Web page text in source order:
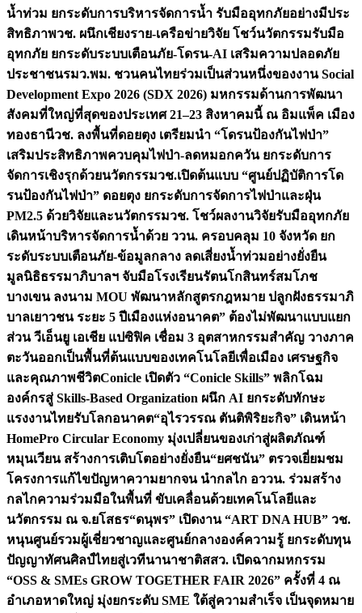
น้ำท่วม ยกระดับการบริหารจัดการน้ำ รับมืออุทกภัยอย่างมีประ
สิทธิภาพวช. ผนึกเชียงราย-เครือข่ายวิจัย โชว์นวัตกรรมรับมือ
อุทกภัย ยกระดับระบบเตือนภัย-โดรน-AI เสริมความปลอดภัย
ประชาชนรมว.พม. ชวนคนไทยร่วมเป็นส่วนหนึ่งของงาน Social
Development Expo 2026 (SDX 2026) มหกรรมด้านการพัฒนา
สังคมที่ใหญ่ที่สุดของประเทศ 21–23 สิงหาคมนี้ ณ อิมแพ็ค เมือง
ทองธานีวช. ลงพื้นที่ดอยตุง เตรียมนำ “โดรนป้องกันไฟป่า”
เสริมประสิทธิภาพควบคุมไฟป่า-ลดหมอกควัน ยกระดับการ
จัดการเชิงรุกด้วยนวัตกรรมวช.เปิดต้นแบบ “ศูนย์ปฏิบัติการโด
รนป้องกันไฟป่า” ดอยตุง ยกระดับการจัดการไฟป่าและฝุ่น
PM2.5 ด้วยวิจัยและนวัตกรรมวช. โชว์ผลงานวิจัยรับมืออุทกภัย
เดินหน้าบริหารจัดการน้ำด้วย ววน. ครอบคลุม 10 จังหวัด ยก
ระดับระบบเตือนภัย-ข้อมูลกลาง ลดเสี่ยงน้ำท่วมอย่างยั่งยืน
มูลนิธิธรรมาภิบาลฯ จับมือโรงเรียนรัตนโกสินทร์สมโภช
บางเขน ลงนาม MOU พัฒนาหลักสูตรกฎหมาย ปลูกฝังธรรมาภิ
บาลเยาวชน ระยะ 5 ปีเมืองแห่งอนาคต” ต้องไม่พัฒนาแบบแยก
ส่วน วีเอ็นยู เอเชีย แปซิฟิค เชื่อม 3 อุตสาหกรรมสำคัญ วางภาค
ตะวันออกเป็นพื้นที่ต้นแบบของเทคโนโลยีเพื่อเมือง เศรษฐกิจ
และคุณภาพชีวิตConicle เปิดตัว “Conicle Skills” พลิกโฉม
องค์กรสู่ Skills-Based Organization ผนึก AI ยกระดับทักษะ
แรงงานไทยรับโลกอนาคต“อุไรวรรณ ตันติพิริยะกิจ” เดินหน้า
HomePro Circular Economy มุ่งเปลี่ยนของเก่าสู่ผลิตภัณฑ์
หมุนเวียน สร้างการเติบโตอย่างยั่งยืน“ยศชนัน” ตรวจเยี่ยมชม
โครงการแก้ไขปัญหาความยากจน นำกลไก อววน. ร่วมสร้าง
กลไกความร่วมมือในพื้นที่ ขับเคลื่อนด้วยเทคโนโลยีและ
นวัตกรรม ณ จ.ยโสธร“ดนุพร” เปิดงาน “ART DNA HUB” วช.
หนุนศูนย์รวมผู้เชี่ยวชาญและศูนย์กลางองค์ความรู้ ยกระดับทุน
ปัญญาทัศนศิลป์ไทยสู่เวทีนานาชาติสสว. เปิดฉากมหกรรม
“OSS & SMEs GROW TOGETHER FAIR 2026” ครั้งที่ 4 ณ
อำเภอหาดใหญ่ มุ่งยกระดับ SME ใต้สู่ความสำเร็จ เป็นจุดหมาย